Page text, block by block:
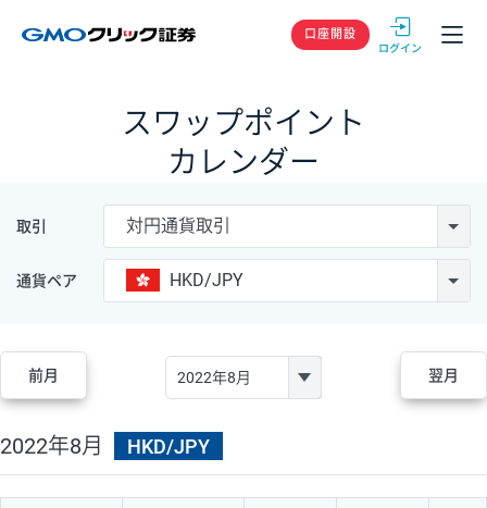
GMOクリック
口座開設
スワップポイント
カレンダー
取引 対円通貨取引
通貨ペア HKD/JPY
前月 翌月
2022年8月 HKD/JPY